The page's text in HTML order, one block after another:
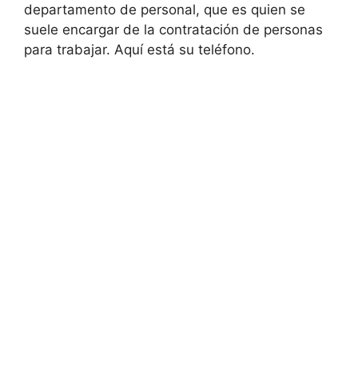
departamento de personal, que es quien se
suele encargar de la contratación de personas
para trabajar. Aquí está su teléfono.